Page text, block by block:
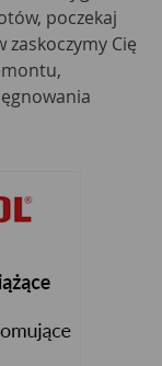
poczekaj
zaskoczymy Cię